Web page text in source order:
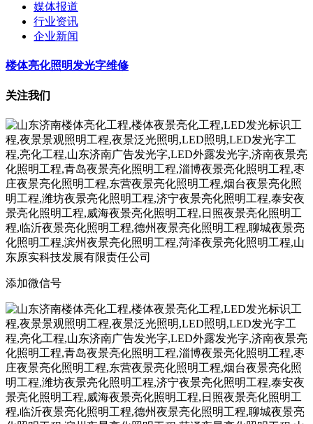
媒体报道
行业资讯
企业新闻
楼体亮化照明发光字维修
关注我们
添加微信号